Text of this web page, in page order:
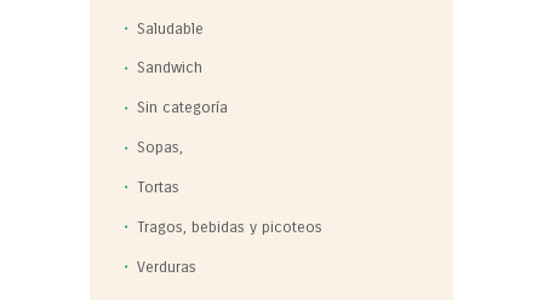
Saludable
Sandwich
Sin categoría
Sopas,
Tortas
Tragos, bebidas y picoteos
Verduras